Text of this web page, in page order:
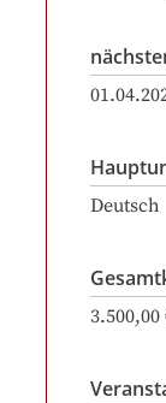
Deutsch
3.500,00